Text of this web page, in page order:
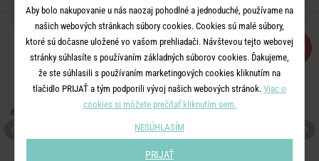
ĎALŠIE PRODUKTY ZO SÉRIE
-30 -30
Aby bolo nakupovanie u nás naozaj pohodlné a jednoduché, používame na
našich webových stránkach súbory cookies. Cookies sú malé súbory,
ktoré sú dočasne uložené vo vašom prehliadači. Návštevou tejto webovej
stránky súhlasíte s používaním základných súborov cookies. Ďakujeme,
že ste súhlasili s používaním marketingových cookies kliknutím na
tlačidlo PRIJAŤ a tým podporili vývoj našich webových stránok. Viac o
cookies si môžete prečítať kliknutím sem.
NESÚHLASÍM
PRIJAŤ